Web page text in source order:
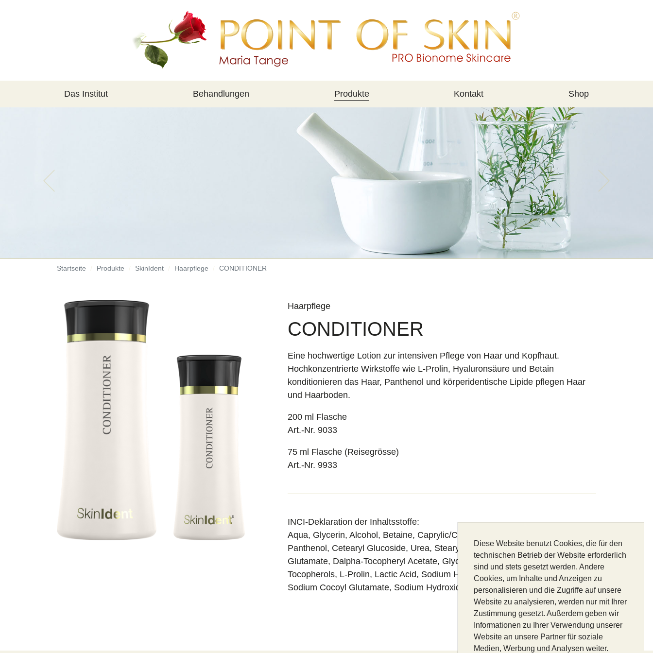
Diese Website benutzt Cookies, die für den
technischen Betrieb der Website erforderlich
sind und stets gesetzt werden. Andere
Cookies, um Inhalte und Anzeigen zu
personalisieren und die Zugriffe auf unsere
Website zu analysieren, werden nur mit Ihrer
Zustimmung gesetzt. Außerdem geben wir
Informationen zu Ihrer Verwendung unserer
Website an unsere Partner für soziale
Medien, Werbung und Analysen weiter.
Das Institut Behandlungen Produkte Kontakt Shop
Startseite Produkte SkinIdent Haarpflege CONDITIONER
Haarpflege
CONDITIONER
Eine hochwertige Lotion zur intensiven Pflege von Haar und Kopfhaut.
Hochkonzentrierte Wirkstoffe wie L-Prolin, Hyaluronsäure und Betain
konditionieren das Haar, Panthenol und körperidentische Lipide pflegen Haar
und Haarboden.
200 ml Flasche
Art.-Nr. 9033
75 ml Flasche (Reisegrösse)
Art.-Nr. 9933
INCI-Deklaration der Inhaltsstoffe:
Aqua, Glycerin, Alcohol, Betaine, Caprylic/Capric Triglyceride, Vegetable Oil,
Panthenol, Cetearyl Glucoside, Urea, Stearyl Alcohol, Disodium Cocoyl
Glutamate, Dalpha-Tocopheryl Acetate, Glyceryl Stearate, D-mixed-
Tocopherols, L-Prolin, Lactic Acid, Sodium Hyaluronate, Allantoin, Citric Acid,
Sodium Cocoyl Glutamate, Sodium Hydroxide